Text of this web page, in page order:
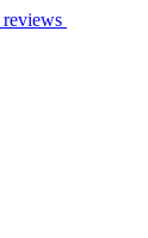
reviews